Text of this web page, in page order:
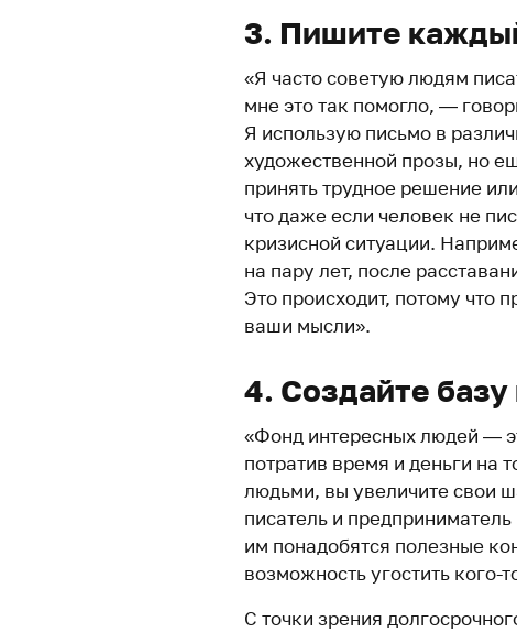
3. Пишите
«Я часто советую людям
мне это так помогло, —
Я использую письмо в
художественной прозы, но
принять трудное решение
что даже если человек не
кризисной ситуации.
на пару лет, после
Это происходит, потому что
ваши мысли».
4. Создайте
«Фонд интересных людей —
потратив время и деньги на
людьми, вы увеличите свои
писатель и
им понадобятся полезные
возможность угостить кого-
С точки зрения